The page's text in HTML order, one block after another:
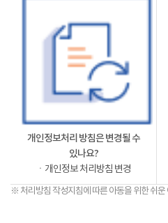
개인정보처리 방침은 변경될 수
있나요?
ㆍ개인정보 처리방침 변경
※ 처리방침 작성지침에 따른 아동을 위한 쉬운